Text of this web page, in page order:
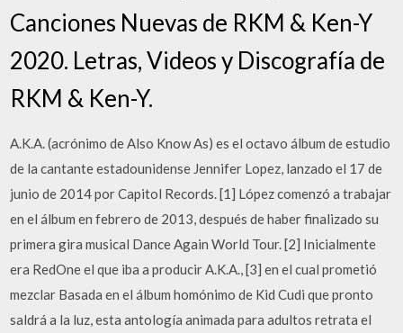
Canciones Nuevas de RKM & Ken-Y
2020. Letras, Videos y Discografía de
RKM & Ken-Y.
A.K.A. (acrónimo de Also Know As) es el octavo álbum de estudio
de la cantante estadounidense Jennifer Lopez, lanzado el 17 de
junio de 2014 por Capitol Records. [1] López comenzó a trabajar
en el álbum en febrero de 2013, después de haber finalizado su
primera gira musical Dance Again World Tour. [2] Inicialmente
era RedOne el que iba a producir A.K.A., [3] en el cual prometió
mezclar Basada en el álbum homónimo de Kid Cudi que pronto
saldrá a la luz, esta antología animada para adultos retrata el